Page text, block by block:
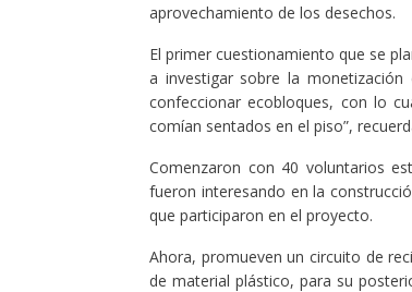
aprovechamiento de los desechos.
El primer cuestionamiento que se
a investigar sobre la
confeccionar ecobloques, con lo
comían sentados en el piso”,
Comenzaron con 40 voluntarios
fueron interesando en la
que participaron en el proyecto.
Ahora, promueven un circuito de
de material plástico, para su